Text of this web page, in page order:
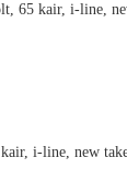
65 kair, i-line,
i-line, new